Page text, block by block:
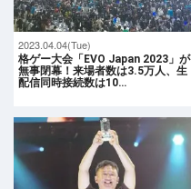
2023.04.04(Tue)
格ゲー大会「EVO Japan 2023」が
無事閉幕！来場者数は3.5万人、生
配信同時接続数は10…